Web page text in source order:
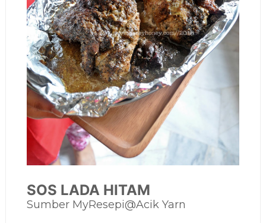
SOS LADA HITAM
Sumber MyResepi@Acik Yarn